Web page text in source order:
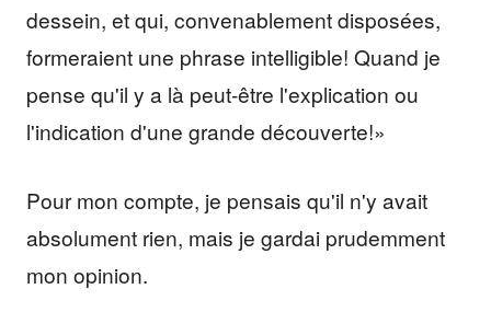
dessein, et qui, convenablement disposées,
formeraient une phrase intelligible! Quand je
pense qu'il y a là peut-être l'explication ou
l'indication d'une grande découverte!»
Pour mon compte, je pensais qu'il n'y avait
absolument rien, mais je gardai prudemment
mon opinion.